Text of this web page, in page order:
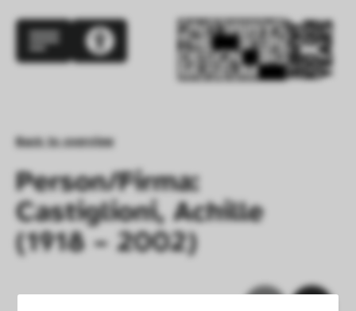
Back to overview
Person/Firma:
Castiglioni, Achille
(1918 – 2002)